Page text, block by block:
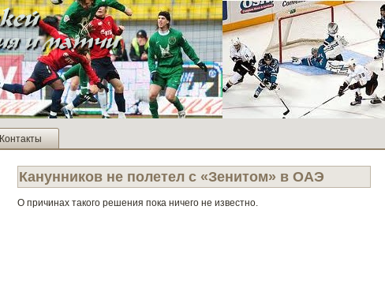
Контакты
Канунников не полетел с «Зенитом» в ОАЭ
О причинах такого решения пока ничего не изве­стно.